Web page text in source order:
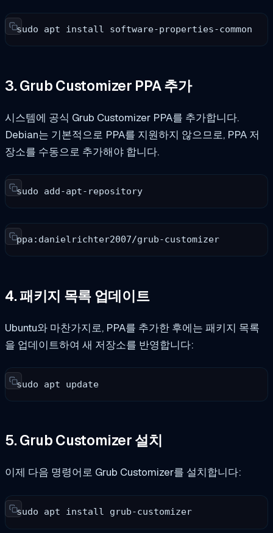
sudo apt install software-properties-common
3. Grub Customizer PPA 추가
시스템에 공식 Grub Customizer PPA를 추가합니다.
Debian는 기본적으로 PPA를 지원하지 않으므로, PPA 저
장소를 수동으로 추가해야 합니다.
sudo add-apt-repository
ppa:danielrichter2007/grub-customizer
4. 패키지 목록 업데이트
Ubuntu와 마찬가지로, PPA를 추가한 후에는 패키지 목록
을 업데이트하여 새 저장소를 반영합니다:
sudo apt update
5. Grub Customizer 설치
이제 다음 명령어로 Grub Customizer를 설치합니다:
sudo apt install grub-customizer